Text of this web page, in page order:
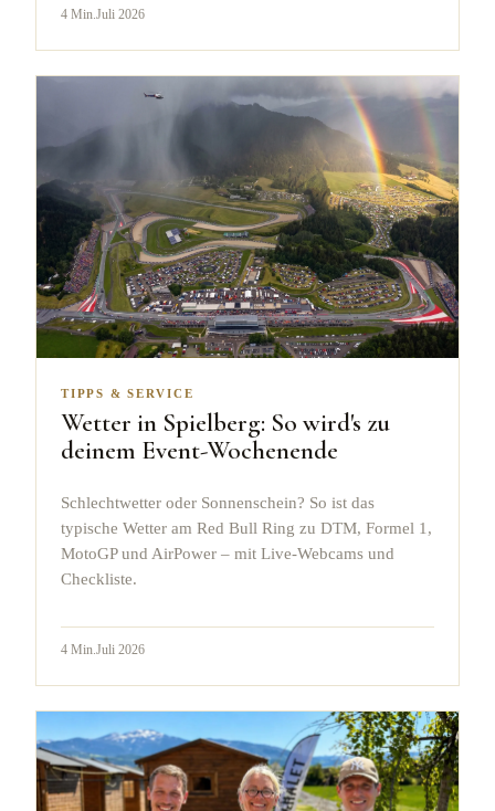
4 Min.Juli 2026
TIPPS & SERVICE
Wetter in Spielberg: So wird's zu
deinem Event-Wochenende
Schlechtwetter oder Sonnenschein? So ist das
typische Wetter am Red Bull Ring zu DTM, Formel 1,
MotoGP und AirPower – mit Live-Webcams und
Checkliste.
4 Min. Juli 2026